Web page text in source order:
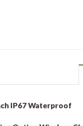
IP67 Waterproof